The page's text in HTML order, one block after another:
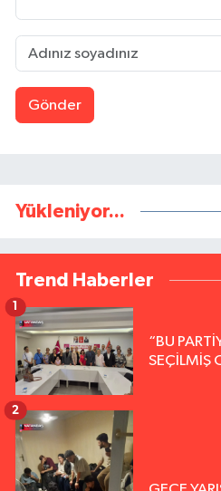
Gönder
Yükleniyor...
Trend Haberler
“BU
SEÇİLMİŞ
1
2